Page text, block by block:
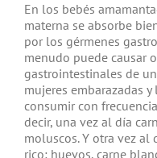
En los bebés
materna se absorbe
por los gérmenes
menudo puede causar
gastrointestinales de
mujeres embarazadas
consumir con
decir, una vez al día
moluscos. Y otra vez
rico: huevos, carne